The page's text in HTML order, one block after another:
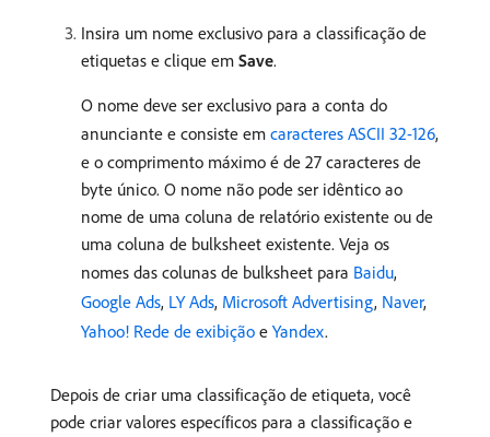
Insira um nome exclusivo para a classificação de
etiquetas e clique em Save.
O nome deve ser exclusivo para a conta do
anunciante e consiste em caracteres ASCII 32-126,
e o comprimento máximo é de 27 caracteres de
byte único. O nome não pode ser idêntico ao
nome de uma coluna de relatório existente ou de
uma coluna de bulksheet existente. Veja os
nomes das colunas de bulksheet para Baidu,
Google Ads, LY Ads, Microsoft Advertising, Naver,
Yahoo! Rede de exibição e Yandex.
Depois de criar uma classificação de etiqueta, você
pode criar valores específicos para a classificação e